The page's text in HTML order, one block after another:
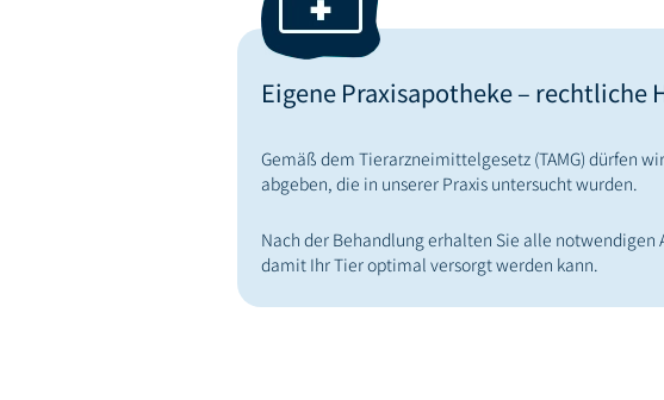
Eigene Praxisapotheke – rechtliche
Gemäß dem Tierarzneimittelgesetz (TAMG) dürfen
abgeben, die in unserer Praxis untersucht wurden.
Nach der Behandlung erhalten Sie alle
damit Ihr Tier optimal versorgt werden kann.